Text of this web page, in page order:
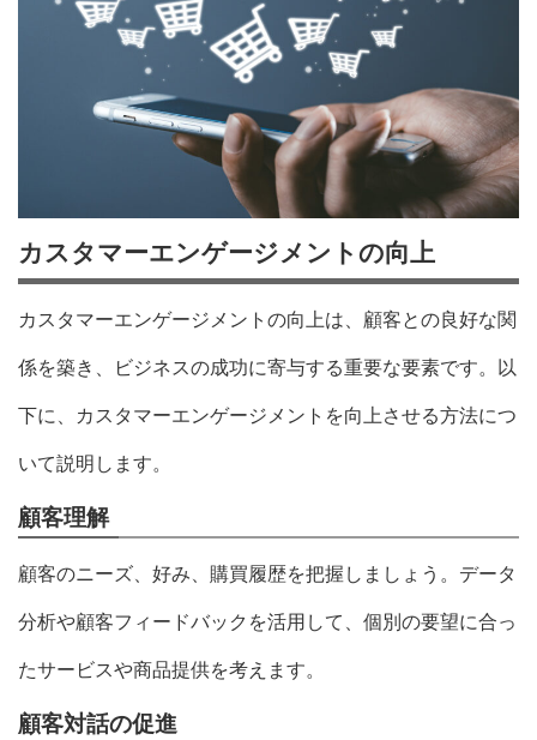
カスタマーエンゲージメントの向上
カスタマーエンゲージメントの向上は、顧客との良好な関
係を築き、ビジネスの成功に寄与する重要な要素です。以
下に、カスタマーエンゲージメントを向上させる方法につ
いて説明します。
顧客理解
顧客のニーズ、好み、購買履歴を把握しましょう。データ
分析や顧客フィードバックを活用して、個別の要望に合っ
たサービスや商品提供を考えます。
顧客対話の促進